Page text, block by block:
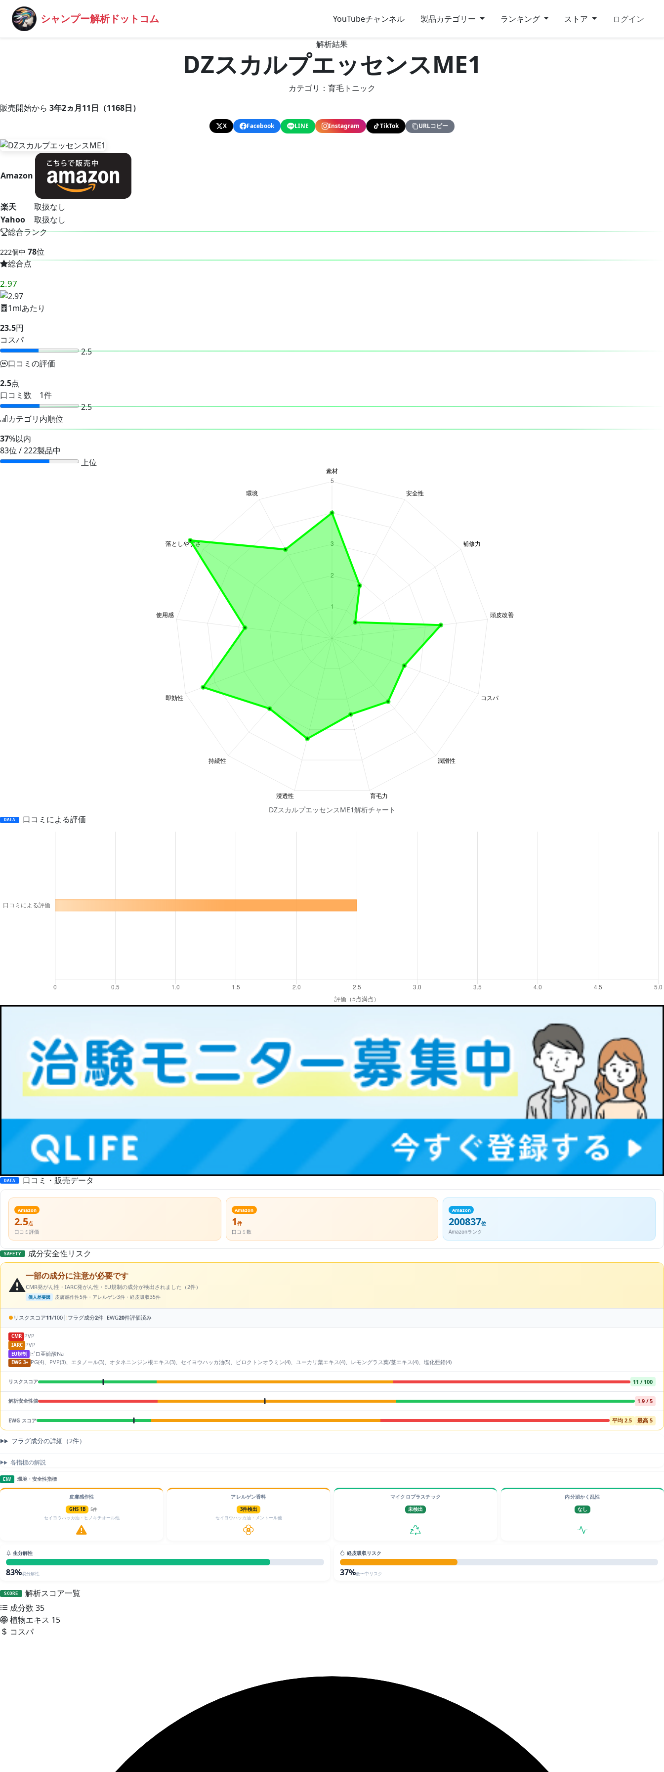
シャンプー解析ドットコム YouTubeチャンネル 製品カテゴリー ランキング ストア ログイン
解析結果
DZスカルプエッセンスME1
カテゴリ：育毛トニック
販売開始から 3年2ヵ月11日（1168日）
X Facebook LINE Instagram TikTok URLコピー
Amazon
楽天
取扱なし
Yahoo
取扱なし
総合ランク
222個中 78位
総合点
2.97
1mlあたり
23.5円
コスパ
2.5
口コミの評価
2.5点
口コミ数 1件
2.5
カテゴリ内順位
37%以内
83位 / 222製品中
上位
DZスカルプエッセンスME1解析チャート
DATA 口コミによる評価
DATA 口コミ・販売データ
Amazon
2.5点
口コミ評価
Amazon
1件
口コミ数
Amazon
200837位
Amazonランク
SAFETY 成分安全性リスク
⚠️一部の成分に注意が必要です
CMR発がん性・IARC発がん性・EU規制の成分が検出されました（2件）
個人差要因 皮膚感作性5件・アレルゲン3件・経皮吸収35件
● リスクスコア11/100 | !フラグ成分2件 | EWG20件評価済み
CMR PVP
IARC PVP
EU規制 ピロ亜硫酸Na
EWG 3+ PG(4)、PVP(3)、エタノール(3)、オタネニンジン根エキス(3)、セイヨウハッカ油(5)、ピロクトンオラミン(4)、ユーカリ葉エキス(4)、レモングラス葉/茎エキス(4)、塩化亜鉛(4)
リスクスコア 11 / 100
解析安全性値 1.9 / 5
EWG スコア 平均 2.5 最高 5
フラグ成分の詳細（2件）
各指標の解説
ENV 環境・安全性指標
皮膚感作性
GHS 1B
5件
セイヨウハッカ油・ヒノキチオール他
アレルゲン香料
3件検出
セイヨウハッカ油・メントール他
マイクロプラスチック
未検出
内分泌かく乱性
なし
生分解性
83%易分解性
経皮吸収リスク
37%低〜中リスク
SCORE
解析スコア一覧
成分数 35
植物エキス 15
コスパ